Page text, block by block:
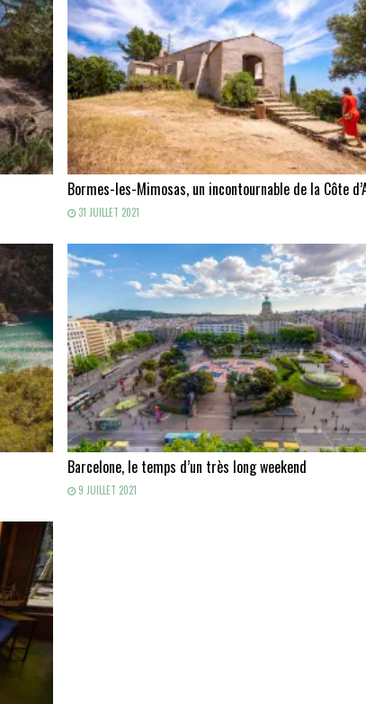
Bormes-les-Mimosas, un incontournable de la Côte
31 JUILLET 2021
Barcelone, le temps d’un très long weekend
9 JUILLET 2021